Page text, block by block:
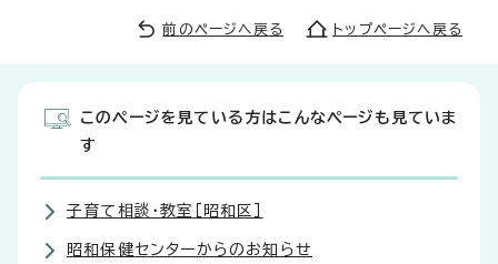
前のページへ戻る トップページへ戻る
このページを見ている方はこんなページも見ていま
す
子育て相談・教室［昭和区］
昭和保健センターからのお知らせ